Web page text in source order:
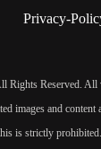
Privacy-
Rights Reserved. All
images and content
is strictly